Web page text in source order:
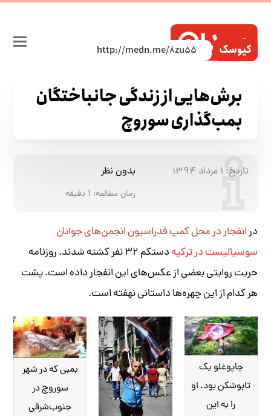
کیوسک
برش‌هایی از زندگی جانباختگان
بمب‌گذاری سوروچ
تاریخ: ۱ مرداد ۱۳۹۴ بدون نظر
زمان مطالعه: 1دقیقه
درانفجار در محل کمپ فدراسیون انجمن‌های جوانان
سوسیالیست در ترکیه
دستکم ۳۲ نفر کشته شدند. روزنامه
حریت روایتی بعضی از عکس‌های این انفجار داده است. پشت
هر کدام از این چهره‌ها داستانی نهفته است.
بمبی که در شهر
سوروچ در
جنوب‌شرقی
چاپوغلو یک
تابوشکن بود. او
را به این